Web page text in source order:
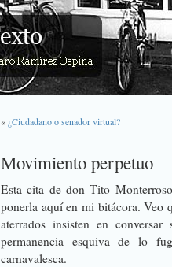
« ¿Ciudadano o senador virtual?
Movimiento perpetuo
Esta cita de don Tito
ponerla aquí en mi bitácora. Veo
aterrados insisten en
permanencia esquiva de lo
carnavalesca.